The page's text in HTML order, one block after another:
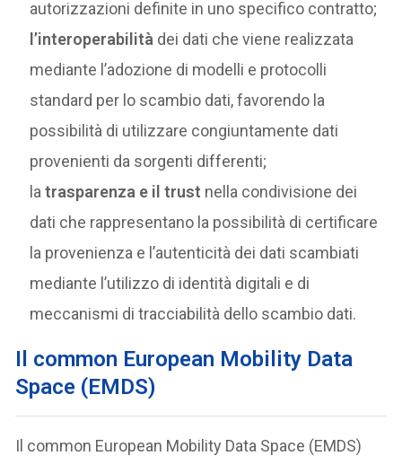
autorizzazioni definite in uno specifico contratto;
l’interoperabilità dei dati che viene realizzata
mediante l’adozione di modelli e protocolli
standard per lo scambio dati, favorendo la
possibilità di utilizzare congiuntamente dati
provenienti da sorgenti differenti;
latrasparenza e il trust nella condivisione dei
dati che rappresentano la possibilità di certificare
la provenienza e l’autenticità dei dati scambiati
mediante l’utilizzo di identità digitali e di
meccanismi di tracciabilità dello scambio dati.
Il common European Mobility Data
Space (EMDS)
Il common European Mobility Data Space (EMDS)